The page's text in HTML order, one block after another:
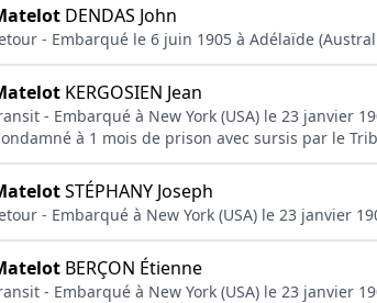
DENDAS John
- Embarqué le 6 juin 1905 à Adélaïde
KERGOSIEN Jean
- Embarqué à New York (USA) le 23 janvier
à 1 mois de prison avec sursis par le
STÉPHANY Joseph
- Embarqué à New York (USA) le 23 janvier
BERÇON Étienne
- Embarqué à New York (USA) le 23 janvier